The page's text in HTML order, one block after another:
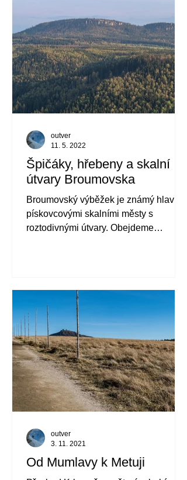
Špičáky, hřebeny a skalní
útvary Broumovska
Broumovský výběžek je známý hlavně
pískovcovými skalními městy s
roztodivnými útvary. Obejdeme
outver
11. 5. 2022
Od Mumlavy k Metuji
outver
3. 11. 2021